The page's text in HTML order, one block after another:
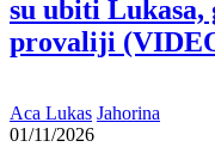
su ubiti
provaliji
Aca Lukas Jahorina
01/11/2026